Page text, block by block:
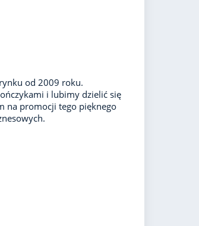
od 2009 roku.
i lubimy dzielić się
na promocji tego pięknego